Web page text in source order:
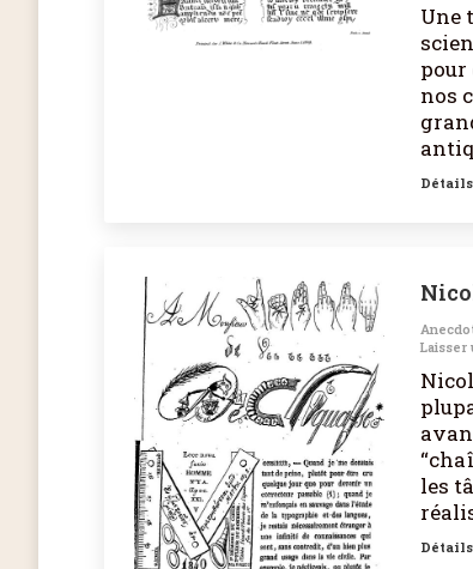
Une
pour
nos
Détails
Laisser
les
Détails